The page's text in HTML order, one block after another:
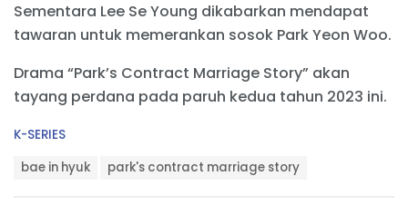
Sementara Lee Se Young dikabarkan mendapat
tawaran untuk memerankan sosok Park Yeon Woo.
Drama “Park’s Contract Marriage Story” akan
tayang perdana pada paruh kedua tahun 2023 ini.
C
K-SERIES
bae in hyuk park's contract marriage story